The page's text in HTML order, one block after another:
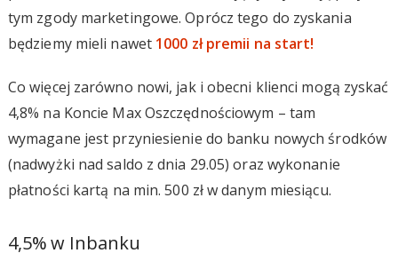
tym zgody marketingowe. Oprócz tego do zyskania
będziemy mieli nawet 1000 zł premii na start!
Co więcej zarówno nowi, jak i obecni klienci mogą zyskać
4,8% na Koncie Max Oszczędnościowym – tam
wymagane jest przyniesienie do banku nowych środków
(nadwyżki nad saldo z dnia 29.05) oraz wykonanie
płatności kartą na min. 500 zł w danym miesiącu.
4,5% w Inbanku